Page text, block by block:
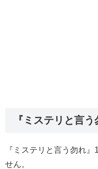
『ミステリと言
『ミステリと言う勿れ
せん。